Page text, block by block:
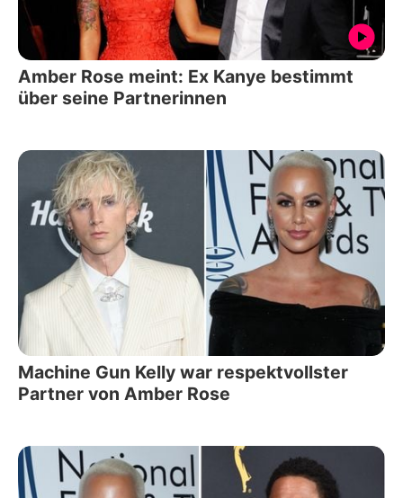
Amber Rose meint: Ex Kanye bestimmt
über seine Partnerinnen
Machine Gun Kelly war respektvollster
Partner von Amber Rose